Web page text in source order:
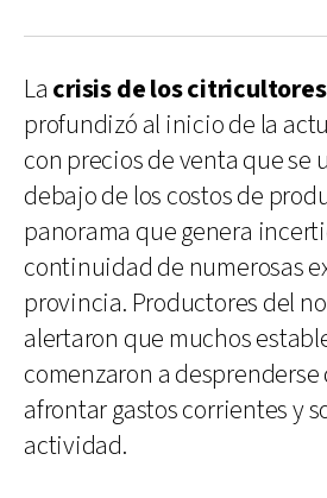
La crisis de los
profundizó al inicio de la
con precios de venta que se
debajo de los costos de
panorama que genera
continuidad de numerosas
provincia. Productores del
alertaron que muchos
comenzaron a desprenderse
afrontar gastos corrientes y
actividad.